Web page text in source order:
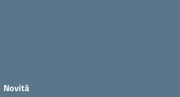
Novità